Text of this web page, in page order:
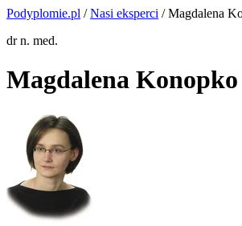
Podyplomie.pl /Nasi eksperci / Magdalena
dr n. med.
Magdalena Konopko